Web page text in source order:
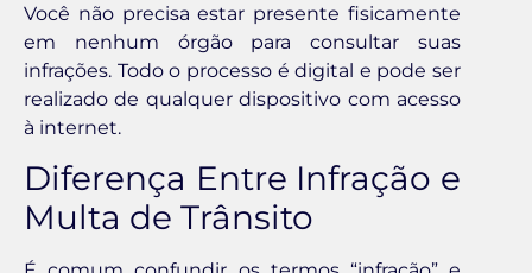
Você não precisa estar presente fisicamente
em nenhum órgão para consultar suas
infrações. Todo o processo é digital e pode ser
realizado de qualquer dispositivo com acesso
à internet.
Diferença Entre Infração e
Multa de Trânsito